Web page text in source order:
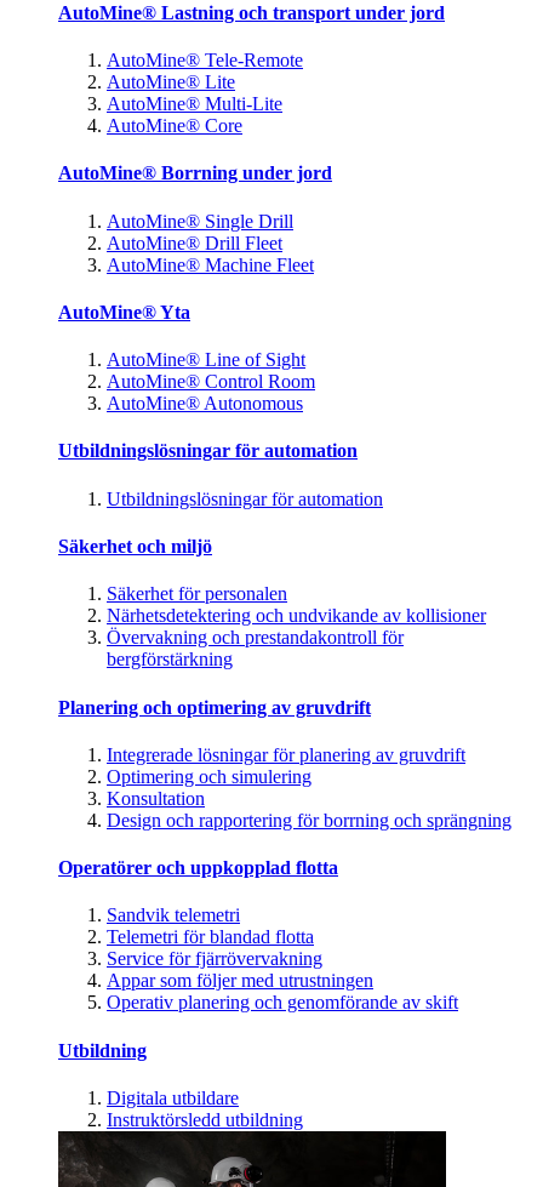
AutoMine® Lastning och transport under jord
AutoMine® Tele-Remote
AutoMine® Lite
AutoMine® Multi-Lite
AutoMine® Core
AutoMine® Borrning under jord
AutoMine® Single Drill
AutoMine® Drill Fleet
AutoMine® Machine Fleet
AutoMine® Yta
AutoMine® Line of Sight
AutoMine® Control Room
AutoMine® Autonomous
Utbildningslösningar för automation
Utbildningslösningar för automation
Säkerhet och miljö
Säkerhet för personalen
Närhetsdetektering och undvikande av kollisioner
Övervakning och prestandakontroll för
bergförstärkning
Planering och optimering av gruvdrift
Integrerade lösningar för planering av gruvdrift
Optimering och simulering
Konsultation
Design och rapportering för borrning och sprängning
Operatörer och uppkopplad flotta
Sandvik telemetri
Telemetri för blandad flotta
Service för fjärrövervakning
Appar som följer med utrustningen
Operativ planering och genomförande av skift
Utbildning
Digitala utbildare
Instruktörsledd utbildning